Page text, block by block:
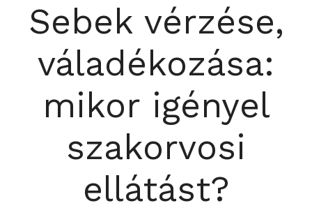
Sebek vérzése,
váladékozása:
mikor igényel
szakorvosi
ellátást?